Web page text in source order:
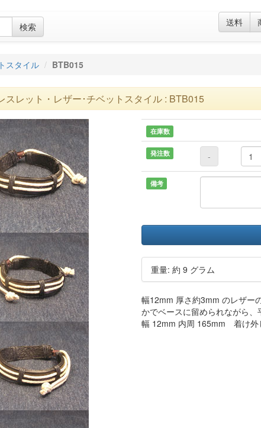
検索 送料
スタイル BTB015
スレット・レザー･チベットスタイル : BTB015
在庫数
発注数 -
備考
重量: 約 9 グラム
幅12mm 厚さ約3mm のレザー
かでベースに留められながら、
幅 12mm 内周 165mm 着け外